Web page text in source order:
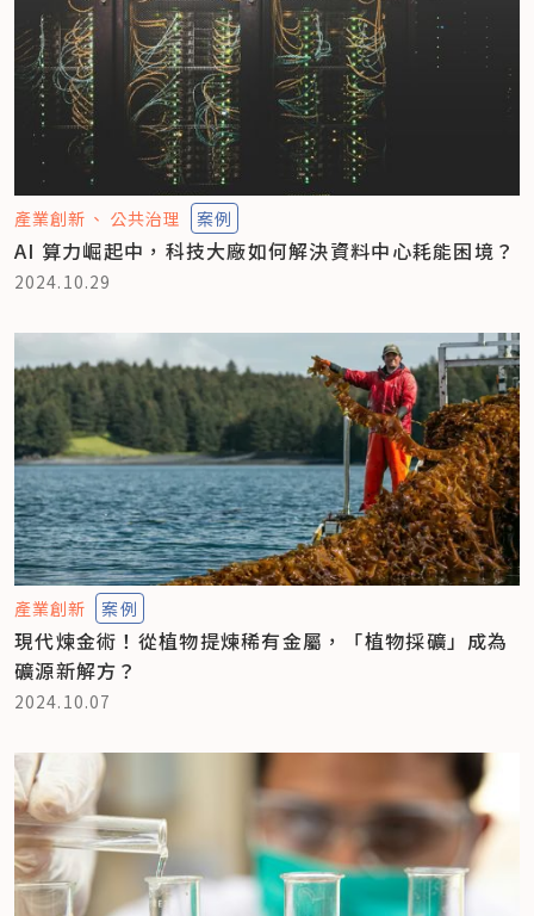
產業創新 公共治理 案例
AI 算力崛起中，科技大廠如何解決資料中心耗能困境？
2024.10.29
產業創新 案例
現代煉金術！從植物提煉稀有金屬，「植物採礦」成為
礦源新解方？
2024.10.07